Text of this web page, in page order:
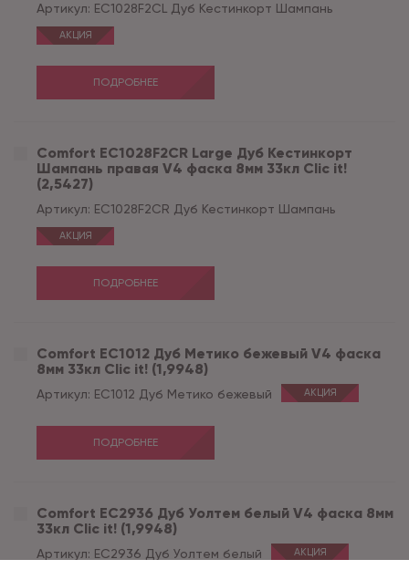
Артикул: EC1028F2CL Дуб Кестинкорт Шампань
АКЦИЯ
ПОДРОБНЕЕ
Comfort EC1028F2CR Large Дуб Кестинкорт
Шампань правая V4 фаска 8мм 33кл Clic it!
(2,5427)
Артикул: EC1028F2CR Дуб Кестинкорт Шампань
АКЦИЯ
ПОДРОБНЕЕ
Comfort EC1012 Дуб Метико бежевый V4 фаска
8мм 33кл Clic it! (1,9948)
Артикул: EC1012 Дуб Метико бежевый АКЦИЯ
ПОДРОБНЕЕ
Comfort EC2936 Дуб Уолтем белый V4 фаска 8мм
33кл Clic it! (1,9948)
Артикул: EC2936 Дуб Уолтем белый АКЦИЯ